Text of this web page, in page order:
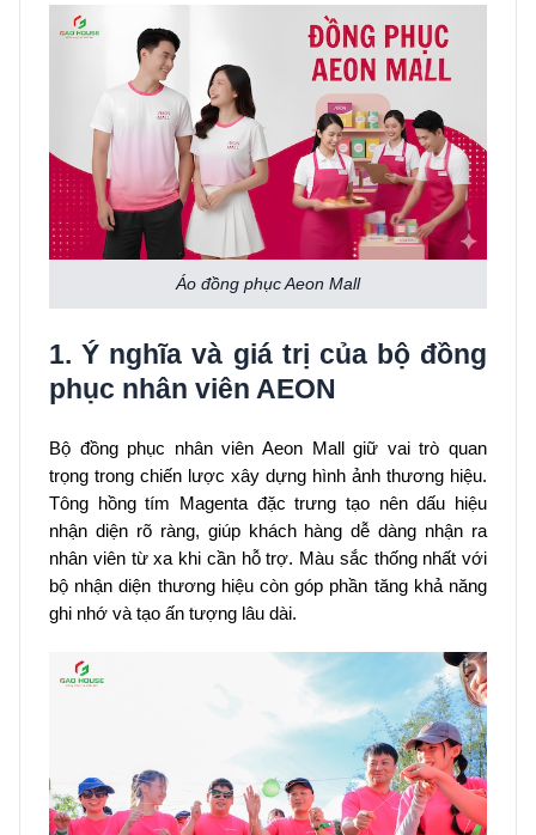
Áo đồng phục Aeon Mall
1. Ý nghĩa và giá trị của bộ đồng
phục nhân viên AEON
Bộ đồng phục nhân viên Aeon Mall giữ vai trò quan
trọng trong chiến lược xây dựng hình ảnh thương hiệu.
Tông hồng tím Magenta đặc trưng tạo nên dấu hiệu
nhận diện rõ ràng, giúp khách hàng dễ dàng nhận ra
nhân viên từ xa khi cần hỗ trợ. Màu sắc thống nhất với
bộ nhận diện thương hiệu còn góp phần tăng khả năng
ghi nhớ và tạo ấn tượng lâu dài.